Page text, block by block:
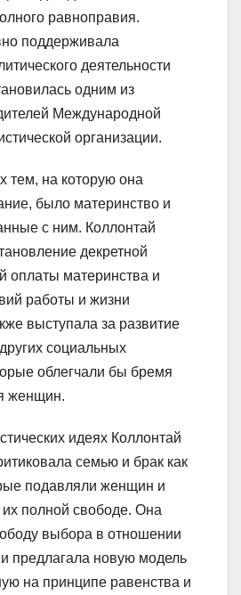
равноправия.
поддерживала
деятельности
одним из
Международной
организации.
тем, на которую она
было материнство и
с ним. Коллонтай
декретной
оплаты материнства и
работы и жизни
выступала за развитие
социальных
облегчали бы бремя
женщин.
идеях Коллонтай
семью и брак как
подавляли женщин и
их полной свободе. Она
выбора в отношении
предлагала новую модель
на принципе равенства и